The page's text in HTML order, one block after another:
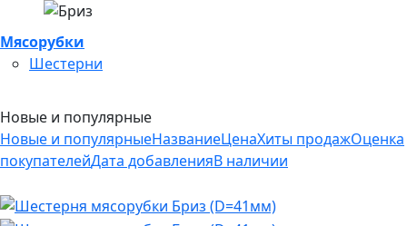
Мясорубки
Шестерни
Новые и популярные
Новые и популярныеНазваниеЦенаХиты продажОценка
покупателейДата добавленияВ наличии